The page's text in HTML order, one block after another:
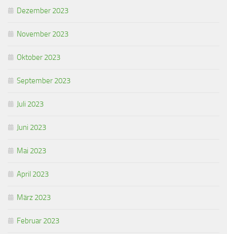
Dezember 2023
November 2023
Oktober 2023
September 2023
Juli 2023
Juni 2023
Mai 2023
April 2023
März 2023
Februar 2023